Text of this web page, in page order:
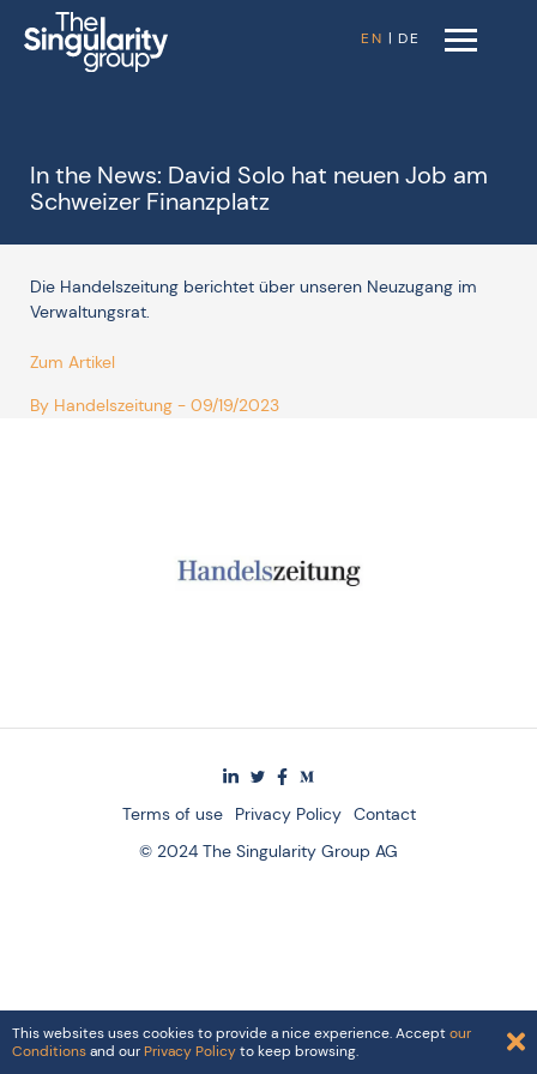
EN | DE
In the News: David Solo hat neuen Job am
Schweizer Finanzplatz
Die Handelszeitung berichtet über unseren Neuzugang im
Verwaltungsrat.
Zum Artikel
By Handelszeitung - 09/19/2023
Terms of use Privacy Policy Contact
© 2024 The Singularity Group AG
This websites uses cookies to provide a nice experience. Acceptour
Conditionsand our Privacy Policyto keep browsing.